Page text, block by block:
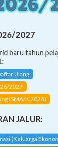
2027
baru tahun
Ulang
2027
(SMA/K 2026)
JALUR:
(Keluarga